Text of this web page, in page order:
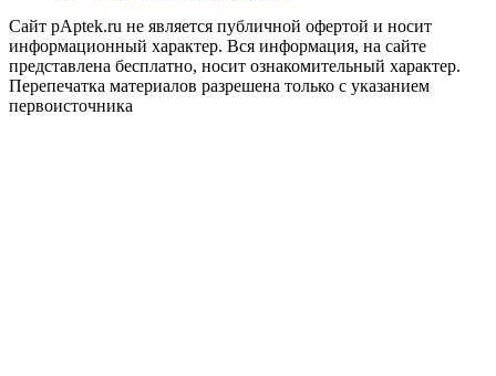
Сайт pAptek.ru не является публичной офертой и носит
информационный характер. Вся информация, на сайте
представлена бесплатно, носит ознакомительный характер.
Перепечатка материалов разрешена только с указанием
первоисточника